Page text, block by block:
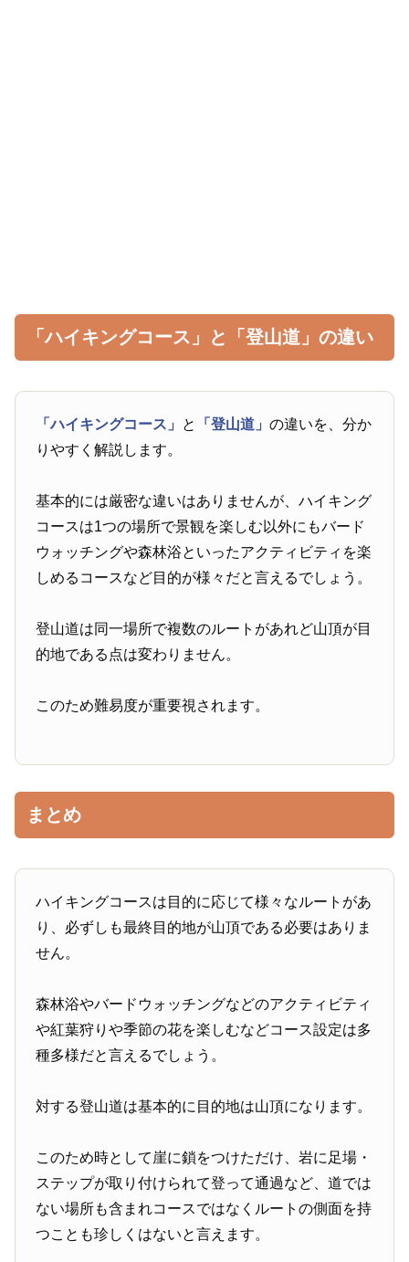
「ハイキングコース」と「登山道」の違い
「ハイキングコース」 と 「登山道」の違いを、分か
りやすく解説します。
基本的には厳密な違いはありませんが、ハイキング
コースは1つの場所で景観を楽しむ以外にもバード
ウォッチングや森林浴といったアクティビティを楽
しめるコースなど目的が様々だと言えるでしょう。
登山道は同一場所で複数のルートがあれど山頂が目
的地である点は変わりません。
このため難易度が重要視されます。
まとめ
ハイキングコースは目的に応じて様々なルートがあ
り、必ずしも最終目的地が山頂である必要はありま
せん。
森林浴やバードウォッチングなどのアクティビティ
や紅葉狩りや季節の花を楽しむなどコース設定は多
種多様だと言えるでしょう。
対する登山道は基本的に目的地は山頂になります。
このため時として崖に鎖をつけただけ、岩に足場・
ステップが取り付けられて登って通過など、道では
ない場所も含まれコースではなくルートの側面を持
つことも珍しくはないと言えます。